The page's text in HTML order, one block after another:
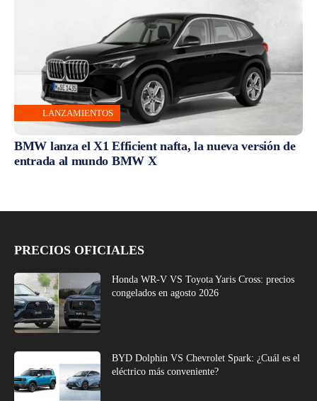
LANZAMIENTOS
BMW lanza el X1 Efficient nafta, la nueva versión de
entrada al mundo BMW X
PRECIOS OFICIALES
Honda WR-V VS Toyota Yaris Cross: precios
congelados en agosto 2026
BYD Dolphin VS Chevrolet Spark: ¿Cuál es el
eléctrico más conveniente?